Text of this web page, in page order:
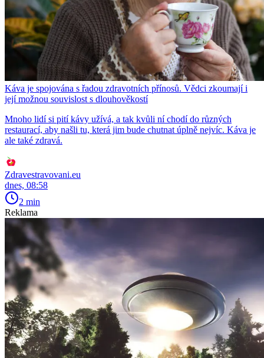
Káva je spojována s řadou zdravotních přínosů. Vědci zkoumají i
její možnou souvislost s dlouhověkostí
Mnoho lidí si pití kávy užívá, a tak kvůli ní chodí do různých
restaurací, aby našli tu, která jim bude chutnat úplně nejvíc. Káva je
ale také zdravá.
Zdravestravovani.eu
dnes, 08:58
2 min
Reklama